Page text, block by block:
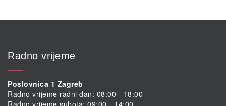
Radno vrijeme
Poslovnica 1 Zagreb
Radno vrijeme radni dan: 08:00 - 18:00